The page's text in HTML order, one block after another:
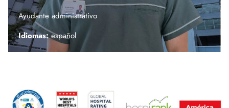
Ayudante administrativo
Idiomas:español